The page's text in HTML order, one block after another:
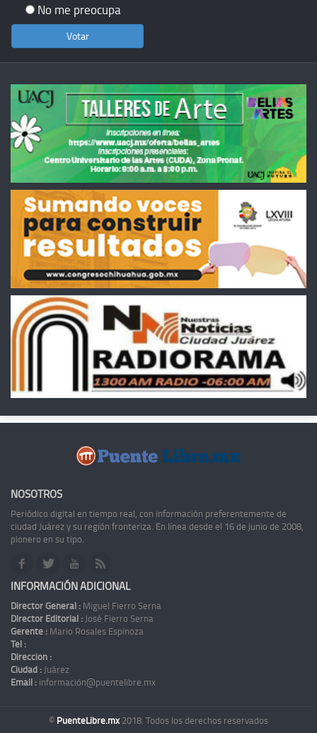
No me preocupa
NOSOTROS
Periódico digital en tiempo real, con información preferentemente de
ciudad Juárez y su región fronteriza. En línea desde el 16 de junio de 2008,
pionero en su tipo.
INFORMACIÓN ADICIONAL
Director General : Miguel Fierro Serna
Director Editorial : José Fierro Serna
Gerente : Mario Rosales Espinoza
Tel :
Dirección :
Ciudad : Juárez
Email : información@puentelibre.mx
© PuenteLibre.mx 2018. Todos los derechos reservados